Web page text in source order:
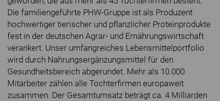
Die familiengeführte PHW-Gruppe ist als Produzent
hochwertiger tierischer und pflanzlicher Proteinprodukte
fest in der deutschen Agrar- und Ernährungswirtschaft
verankert. Unser umfangreiches Lebensmittelportfolio
wird durch Nahrungsergänzungsmittel für den
Gesundheitsbereich abgerundet. Mehr als 10.000
Mitarbeiter zählen alle Tochterfirmen europaweit
zusammen. Der Gesamtumsatz beträgt ca. 4 Milliarden